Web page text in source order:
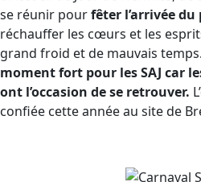
se réunir pourfêter l’arrivée
réchauffer les cœurs et les
grand froid et de mauvais temps.
moment fort pour les SAJ car
ont l’occasion de se retrouver.
confiée cette année au site de